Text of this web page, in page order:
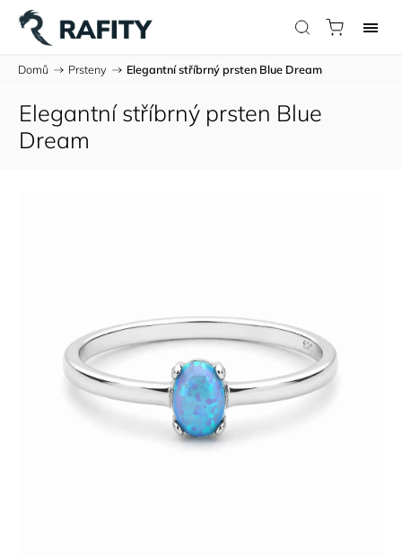
Domů / Prsteny / Elegantní stříbrný prsten Blue Dream
Elegantní stříbrný prsten Blue
Dream